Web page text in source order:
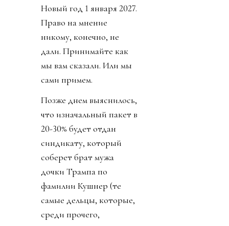
Новый год 1 января 2027.
Право на мнение
никому, конечно, не
дали. Принимайте как
мы вам сказали. Или мы
сами примем.
Позже днем выяснилось,
что изначальный пакет в
20-30% будет отдан
синдикату, который
соберет брат мужа
дочки Трампа по
фамилии Кушнер (те
самые дельцы, которые,
среди прочего,